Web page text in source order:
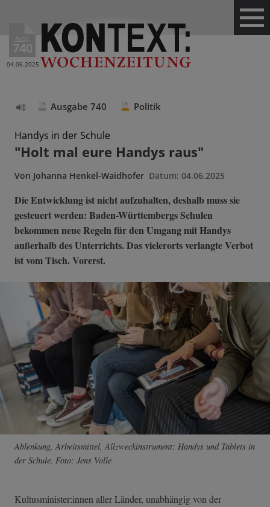
Ausg.
740
04.06.2025
vorlesen
Ausgabe 740 Politik
Handys in der Schule
"Holt mal eure Handys raus"
Von Johanna Henkel-Waidhofer Datum: 04.06.2025
Die Entwicklung ist nicht aufzuhalten, deshalb muss sie
gesteuert werden: Baden-Württembergs Schulen
bekommen neue Regeln für den Umgang mit Handys
außerhalb des Unterrichts. Das vielerorts verlangte Verbot
ist vom Tisch. Vorerst.
Ablenkung, Arbeitsmittel, Allzweckinstrument: Handys und Tablets in
der Schule. Foto: Jens Volle
Kultusminister:innen aller Länder, unabhängig von der